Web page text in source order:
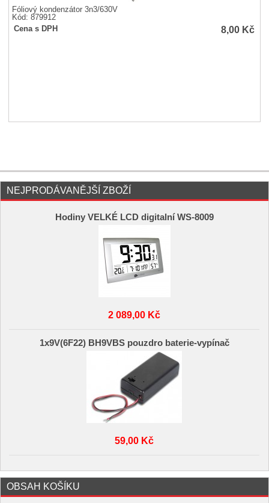
Fóliový kondenzátor 3n3/630V
Kód: 879912
Cena s DPH
8,00 Kč
NEJPRODÁVANĚJŠÍ ZBOŽÍ
Hodiny VELKÉ LCD digitalní WS-8009
2 089,00 Kč
1x9V(6F22) BH9VBS pouzdro baterie-vypínač
59,00 Kč
OBSAH KOŠÍKU